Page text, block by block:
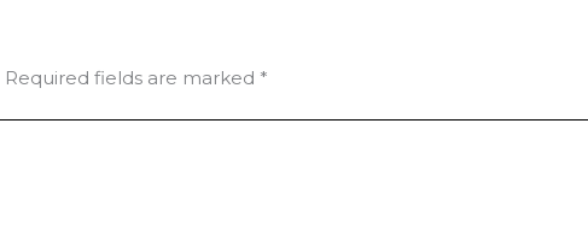
Required fields are marked *